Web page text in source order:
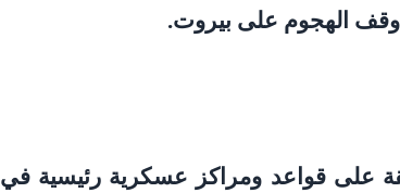
وقف الهجوم على بيروت.
على قواعد ومراكز عسكرية رئيسية في